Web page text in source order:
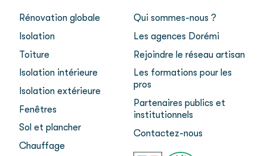
Rénovation globale
Isolation
Toiture
Isolation intérieure
Isolation extérieure
Fenêtres
Sol et plancher
Chauffage
Qui sommes-nous ?
Les agences Dorémi
Rejoindre le réseau artisan
Les formations pour les
pros
Partenaires publics et
institutionnels
Contactez-nous